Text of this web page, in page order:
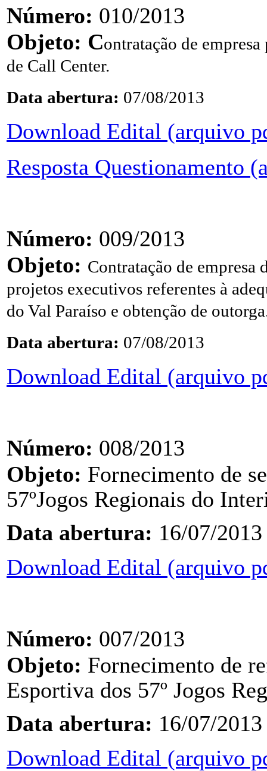
Número: 010/2013
Objeto: Contratação de
de Call Center.
Data abertura: 07/08/2013
Download Edital (arquivo
Resposta Questionamento
Número: 009/2013
Objeto: Contratação de empresa
projetos executivos referentes à
do Val Paraíso e obtenção de
Data abertura: 07/08/2013
Download Edital (arquivo
Número: 008/2013
Objeto: Fornecimento de
57ºJogos Regionais do
Data abertura: 16/07/2013
Download Edital (arquivo
Número: 007/2013
Objeto: Fornecimento de
Esportiva dos 57º Jogos
Data abertura: 16/07/2013
Download Edital (arquivo